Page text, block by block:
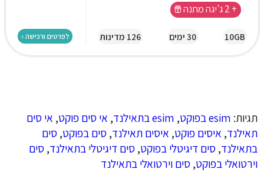
+ 2 ג'יגה מתנה
10GB 30 ימים 126 מדינות לפרטים ורכישה ›
תגיות: esim בפוקט , esim בתאילנד , אי סים פוקט, אי סים
תאילנד, איסים פוקט, איסים תאילנד,סים בפוקט,סים
בתאילנד,סים דיגיטלי בפוקט,סים דיגיטלי בתאילנד,סים
וירטואלי בפוקט,סים וירטואלי בתאילנד